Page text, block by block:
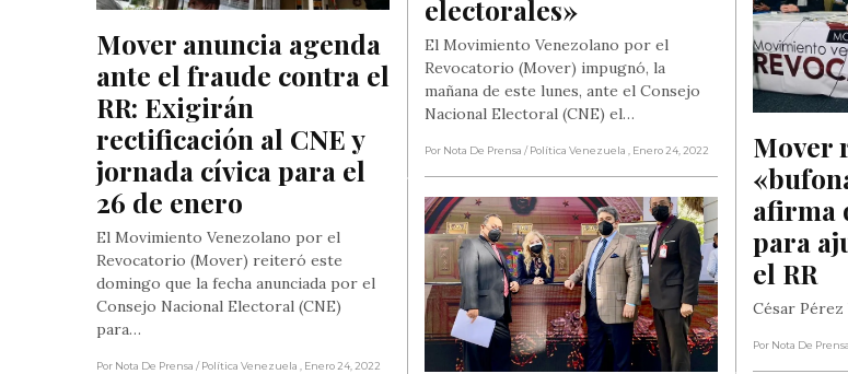
electorales»
El Movimiento Venezolano por el
Revocatorio (Mover) impugnó, la
mañana de este lunes, ante el Consejo
Nacional Electoral (CNE) el…
Por Nota De Prensa / Política Venezuela , Enero 24, 2022
Mover anuncia agenda
ante el fraude contra el
RR: Exigirán
rectificación al CNE y
jornada cívica para el
26 de enero
El Movimiento Venezolano por el
Revocatorio (Mover) reiteró este
domingo que la fecha anunciada por el
Consejo Nacional Electoral (CNE)
para…
Por Nota De Prensa / Política Venezuela , Enero 24, 2022
Mover
afirma
para
el RR
César Pérez
Por Nota De Prensa